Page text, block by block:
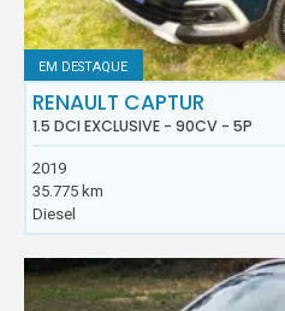
EM DESTAQUE
RENAULT CAPTUR
1.5 DCI EXCLUSIVE - 90CV - 5P
2019
35.775 km
Diesel